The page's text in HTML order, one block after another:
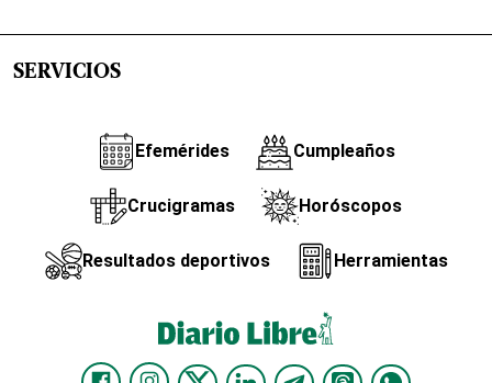
SERVICIOS
Efemérides Cumpleaños
Crucigramas Horóscopos
Resultados deportivos Herramientas